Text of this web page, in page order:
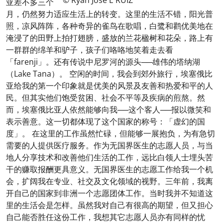
月，仍然努力适应生活上的转变。这里的生活不错，阳光普
照，凉风阵阵，各种奇异的雀鸟在歌唱，白鹭和鹳优美地在
淹浸了的田野上拍打翅膀，盛放的兰花楹树和花朵，路上有
一群群的绵羊和驴子，孩子们咯咯地笑着走去看
「farenji」。还有传说中尼罗河的源头──雄伟的塔纳湖
（Lake Tana）。 空闲的时间，我会到郊外旅行，埃塞俄比
亚给我的第一个印象就是优美的风景及友善和热爱和平的人
民。但其实他们饱受贫困、社会不平等及疾病的煎熬。然
而，埃塞俄比亚人依然能够向我──这个客人──报以微笑和
表示善意。这一切都体现了这个国家的称号：「虚幻的国
度」。 在这里的工作虽然忙碌，但能够一展抱负，为有急切
需要的人提供医疗服务。作为无国界医生的志愿人员，与当
地人分享技术和改善他们生活的工作，远比白领人士埋头苦
干的赚取报酬更具意义。无国界医生的志愿工作给我一个机
会，扩阔我在专业、社交及文化领域的视野。三年前，我离
开自己的国家到非洲一个志愿团体工作。当时我并不知道这
里的生活会是怎样。虽然我对自己有很高的期望，但又担心
自己能否胜任这份工作，我想其它志愿人员亦有同样的忧